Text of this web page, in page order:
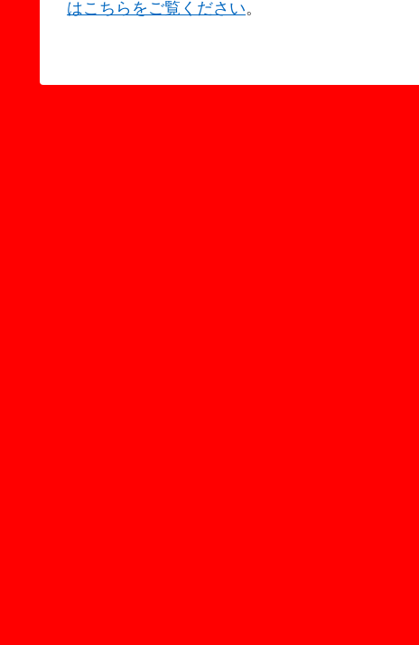
はこちらをご覧ください。